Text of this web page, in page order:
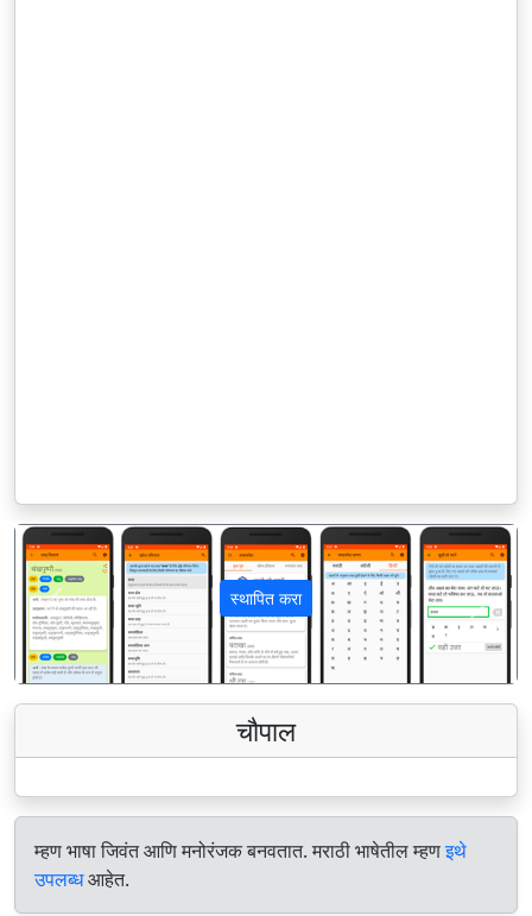
स्थापित करा
पिछला अगला
चौपाल
म्हण भाषा जिवंत आणि मनोरंजक बनवतात. मराठी भाषेतील म्हणइथे
उपलब्धआहेत.